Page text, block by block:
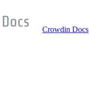
Crowdin Docs